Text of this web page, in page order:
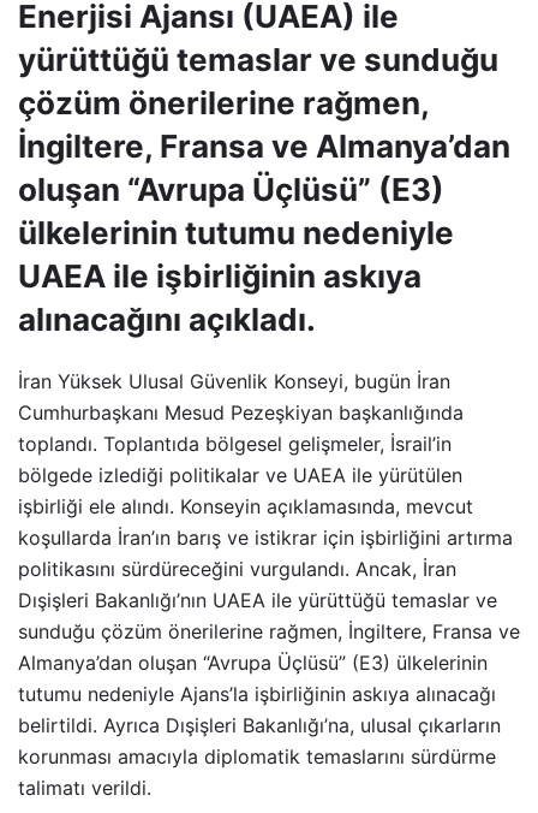
Enerjisi Ajansı (UAEA) ile
yürüttüğü temaslar ve sunduğu
çözüm önerilerine rağmen,
İngiltere, Fransa ve Almanya’dan
oluşan “Avrupa Üçlüsü” (E3)
ülkelerinin tutumu nedeniyle
UAEA ile işbirliğinin askıya
alınacağını açıkladı.
İran Yüksek Ulusal Güvenlik Konseyi, bugün İran
Cumhurbaşkanı Mesud Pezeşkiyan başkanlığında
toplandı. Toplantıda bölgesel gelişmeler, İsrail’in
bölgede izlediği politikalar ve UAEA ile yürütülen
işbirliği ele alındı. Konseyin açıklamasında, mevcut
koşullarda İran’ın barış ve istikrar için işbirliğini artırma
politikasını sürdüreceğini vurgulandı. Ancak, İran
Dışişleri Bakanlığı’nın UAEA ile yürüttüğü temaslar ve
sunduğu çözüm önerilerine rağmen, İngiltere, Fransa ve
Almanya’dan oluşan “Avrupa Üçlüsü” (E3) ülkelerinin
tutumu nedeniyle Ajans’la işbirliğinin askıya alınacağı
belirtildi. Ayrıca Dışişleri Bakanlığı’na, ulusal çıkarların
korunması amacıyla diplomatik temaslarını sürdürme
talimatı verildi.